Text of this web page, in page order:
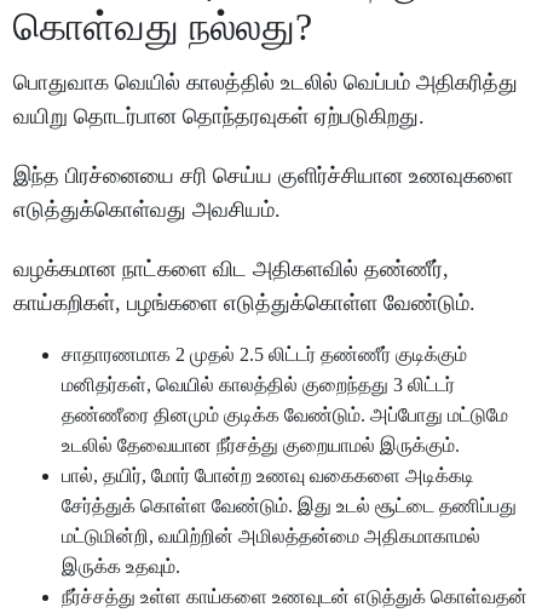
கொள்வது நல்லது?
பொதுவாக வெயில் காலத்தில் உடலில் வெப்பம் அதிகரித்து
வயிறு தொடர்பான தொந்தரவுகள் ஏற்படுகிறது.
இந்த பிரச்னையை சரி செய்ய குளிர்ச்சியான உணவுகளை
எடுத்துக்கொள்வது அவசியம்.
வழக்கமான நாட்களை விட அதிகளவில் தண்ணீர்,
காய்கறிகள், பழங்களை எடுத்துக்கொள்ள வேண்டும்.
சாதாரணமாக 2 முதல் 2.5 லிட்டர் தண்ணீர் குடிக்கும்
மனிதர்கள், வெயில் காலத்தில் குறைந்தது 3 லிட்டர்
தண்ணீரை தினமும் குடிக்க வேண்டும். அப்போது மட்டுமே
உடலில் தேவையான நீர்சத்து குறையாமல் இருக்கும்.
பால், தயிர், மோர் போன்ற உணவு வகைகளை அடிக்கடி
சேர்த்துக் கொள்ள வேண்டும். இது உடல் சூட்டை தணிப்பது
மட்டுமின்றி, வயிற்றின் அமிலத்தன்மை அதிகமாகாமல்
இருக்க உதவும்.
நீர்ச்சத்து உள்ள காய்களை உணவுடன் எடுத்துக் கொள்வதன்